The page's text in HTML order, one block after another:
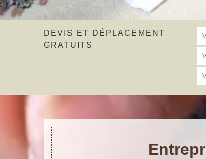
DEVIS ET DÉPLACEMENT
GRATUITS